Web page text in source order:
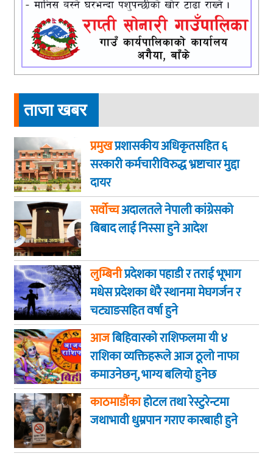
ताजा खबर
प्रमुखप्रशासकीय अधिकृतसहित ६
सरकारी कर्मचारीविरुद्ध भ्रष्टाचार मुद्दा
दायर
सर्वोच्चअदालतले नेपाली कांग्रेसको
बिबाद लाई निस्सा हुने आदेश
लुम्बिनीप्रदेशका पहाडी र तराई भूभाग
मधेस प्रदेशका धेरै स्थानमा मेघगर्जन र
चट्याङसहित वर्षा हुने
आजबिहिवारकाे राशिफलमा यी ४
राशिका व्यक्तिहरूले आज ठूलो नाफा
कमाउनेछन्, भाग्य बलियो हुनेछ
काठमाडौंकाहोटल तथा रेस्टुरेन्टमा
जथाभावी धुम्रपान गराए कारबाही हुने